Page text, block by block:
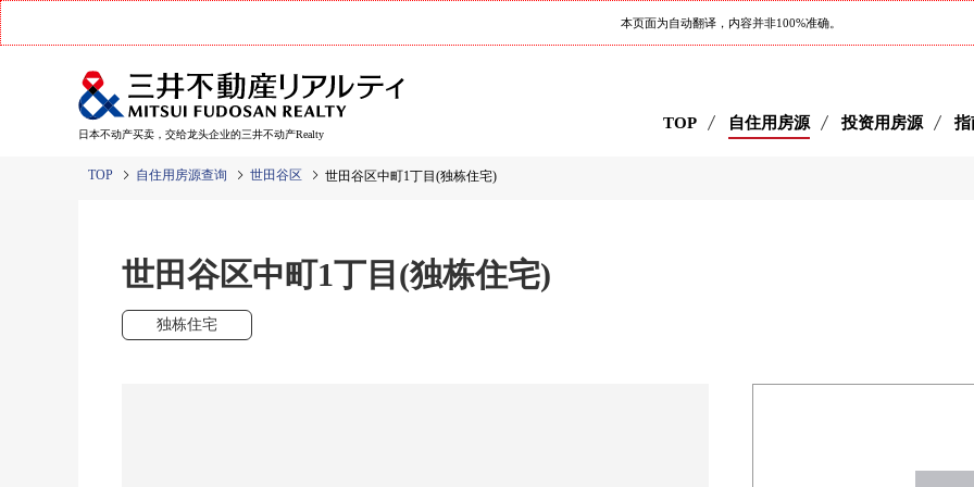
本页面为自动翻译，内容并非100%准确。
日本不动产买卖，交给龙头企业的三井不动产Realty
TOP 自住用房源 投资用房源 指
TOP 自住用房源查询 世田谷区 世田谷区中町1丁目(独栋住宅)
世田谷区中町1丁目(独栋住宅)
独栋住宅